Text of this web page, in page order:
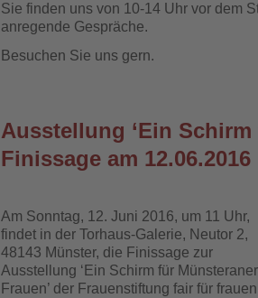
Sie finden uns von 10-14 Uhr vor dem
anregende Gespräche.
Besuchen Sie uns gern.
Ausstellung ‘Ein
Finissage am 12.06.2016
Am Sonntag, 12. Juni 2016, um 11 Uhr,
findet in der Torhaus-Galerie, Neutor 2,
48143 Münster, die Finissage zur
Ausstellung ‘Ein Schirm für Münsteraner
Frauen’ der Frauenstiftung fair für frauen